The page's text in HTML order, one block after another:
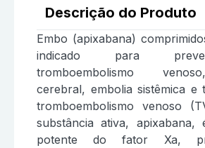
Descrição do Produto
Embo (apixabana)
indicado para
tromboembolismo
cerebral, embolia sistêmica e
tromboembolismo venoso
substância ativa, apixabana,
potente do fator Xa,